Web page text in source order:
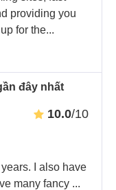
providing you
for the...
đây nhất
10.0/10
I also have
many fancy ...